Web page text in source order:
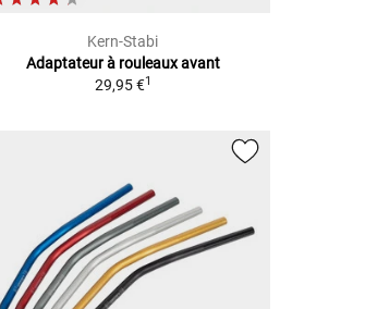
Kern-Stabi
Adaptateur à rouleaux avant
29,95 €1